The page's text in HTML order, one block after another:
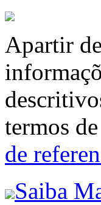
Apartir
termos
de
Saiba